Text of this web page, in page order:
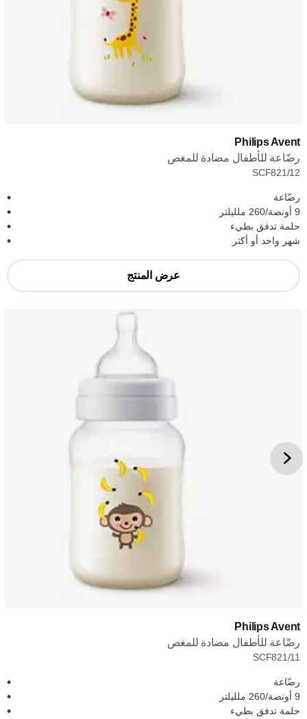
Philips Avent
رضّاعة للأطفال مضادة للمغص
SCF821/12
رضّاعة
9 أونصة/260 ملليلتر
حلمة تدفق بطيء
شهر واحد أو أكثر
عرض المنتج
Philips Avent
رضّاعة للأطفال مضادة للمغص
SCF821/11
رضّاعة
9 أونصة/260 ملليلتر
حلمة تدفق بطيء